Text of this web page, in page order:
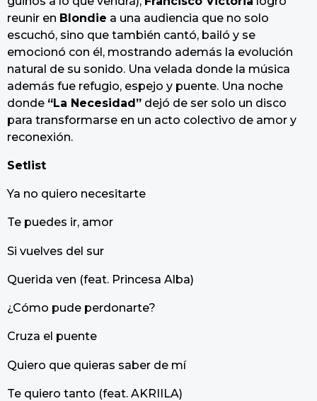
reunir en Blondie a una audiencia que no solo
escuchó, sino que también cantó, bailó y se
emocionó con él, mostrando además la evolución
natural de su sonido. Una velada donde la música
además fue refugio, espejo y puente. Una noche
donde “La Necesidad” dejó de ser solo un disco
para transformarse en un acto colectivo de amor y
reconexión.
Setlist
Ya no quiero necesitarte
Te puedes ir, amor
Si vuelves del sur
Querida ven (feat. Princesa Alba)
¿Cómo pude perdonarte?
Cruza el puente
Quiero que quieras saber de mí
Te quiero tanto (feat. AKRIILA)